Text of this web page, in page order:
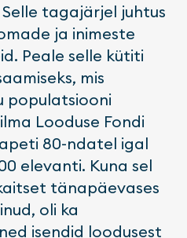
tagajärjel juhtus
ja inimeste
Peale selle kütiti
mis
populatsiooni
Looduse Fondi
80-ndatel igal
elevanti. Kuna sel
tänapäevases
oli ka
isendid loodusest